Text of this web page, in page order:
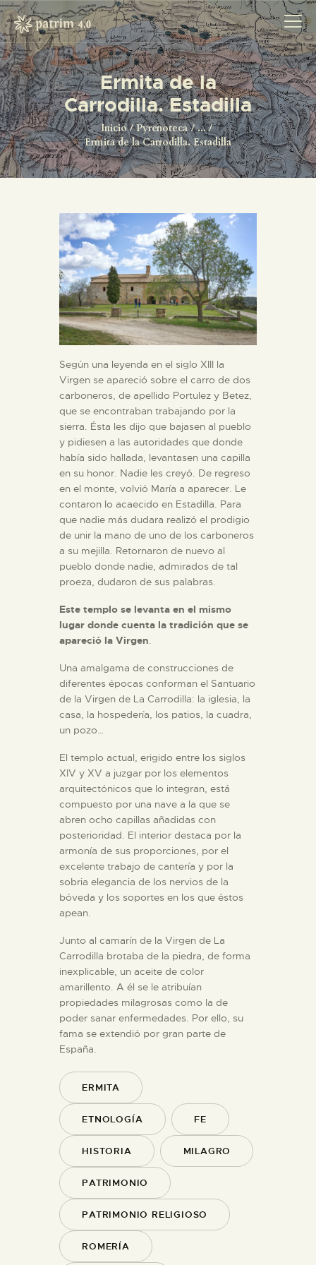
Ermita de la
Carrodilla. Estadilla
Inicio Pyrenoteca
...
Ermita de la Carrodilla. Estadilla
INICIO
PYRENOTECA 4.0
PROYECTOS
LA RED
Según una leyenda en el siglo XIII la
Virgen se apareció sobre el carro de dos
carboneros, de apellido Portulez y Betez,
que se encontraban trabajando por la
sierra. Ésta les dijo que bajasen al pueblo
y pidiesen a las autoridades que donde
había sido hallada, levantasen una capilla
en su honor. Nadie les creyó. De regreso
en el monte, volvió María a aparecer. Le
contaron lo acaecido en Estadilla. Para
que nadie más dudara realizó el prodigio
de unir la mano de uno de los carboneros
a su mejilla. Retornaron de nuevo al
pueblo donde nadie, admirados de tal
proeza, dudaron de sus palabras.
Este templo se levanta en el mismo
lugar donde cuenta la tradición que se
apareció la Virgen.
Una amalgama de construcciones de
diferentes épocas conforman el Santuario
de la Virgen de La Carrodilla: la iglesia, la
casa, la hospedería, los patios, la cuadra,
un pozo…
El templo actual, erigido entre los siglos
XIV y XV a juzgar por los elementos
arquitectónicos que lo integran, está
compuesto por una nave a la que se
abren ocho capillas añadidas con
posterioridad. El interior destaca por la
armonía de sus proporciones, por el
excelente trabajo de cantería y por la
sobria elegancia de los nervios de la
bóveda y los soportes en los que éstos
apean.
Junto al camarín de la Virgen de La
Carrodilla brotaba de la piedra, de forma
inexplicable, un aceite de color
amarillento. A él se le atribuían
propiedades milagrosas como la de
poder sanar enfermedades. Por ello, su
fama se extendió por gran parte de
España.
ERMITA
ETNOLOGÍA FE
HISTORIA MILAGRO
PATRIMONIO
PATRIMONIO RELIGIOSO
ROMERÍA